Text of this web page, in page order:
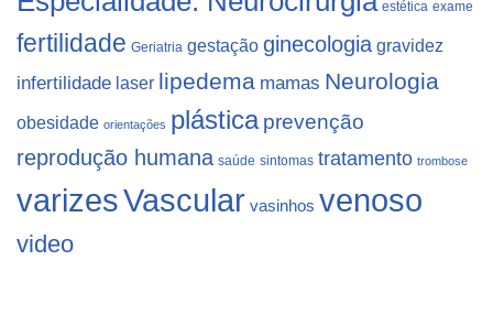
estética exame
fertilidade Geriatria gestação ginecologia gravidez
infertilidade laser lipedema mamas Neurologia
obesidade orientações plástica prevenção
reprodução humana saúde sintomas tratamento trombose
varizesVascular vasinhos venoso
video